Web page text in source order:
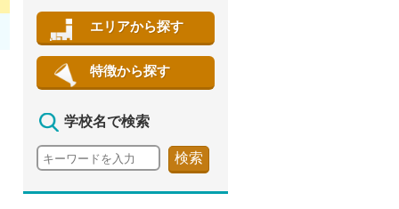
エリアから探す
特徴から探す
学校名で検索